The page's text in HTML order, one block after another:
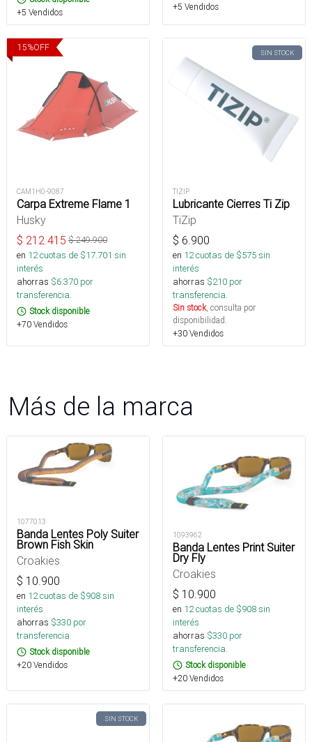
+5 Vendidos
+5 Vendidos
15%OFF
CAM1H0-9087
Carpa Extreme Flame 1
Husky
$ 212.415 $249.900
en 12cuotas de $17.701 sin
interés
ahorras $6.370 por
transferencia.
Stock disponible
+70 Vendidos
SIN STOCK
TIZIP
Lubricante Cierres Ti Zip
TiZip
$ 6.900
en 12cuotas de $575sin
interés
ahorras $210 por
transferencia.
Sin stock, consulta por
disponibilidad.
+30 Vendidos
Más de la marca
1077013
Banda Lentes Poly Suiter
Brown Fish Skin
Croakies
$ 10.900
en 12cuotas de $908sin
interés
ahorras $330 por
transferencia.
Stock disponible
+20 Vendidos
1093962
Banda Lentes Print Suiter
Dry Fly
Croakies
$ 10.900
en 12cuotas de $908sin
interés
ahorras $330 por
transferencia.
Stock disponible
+20 Vendidos
SIN STOCK